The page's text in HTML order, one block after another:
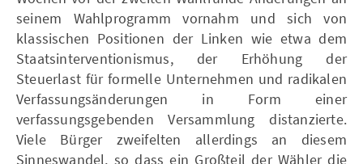
seinem Wahlprogramm vornahm und sich von
klassischen Positionen der Linken wie etwa dem
Staatsinterventionismus, der Erhöhung der
Steuerlast für formelle Unternehmen und radikalen
Verfassungsänderungen in Form einer
verfassungsgebenden Versammlung distanzierte.
Viele Bürger zweifelten allerdings an diesem
Sinneswandel, so dass ein Großteil der Wähler die